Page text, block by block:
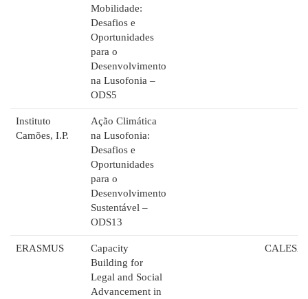
Mobilidade:
Desafios e
Oportunidades
para o
Desenvolvimento
na Lusofonia –
ODS5
Instituto
Camões, I.P.
Ação Climática
na Lusofonia:
Desafios e
Oportunidades
para o
Desenvolvimento
Sustentável –
ODS13
ERASMUS
Capacity
Building for
Legal and Social
Advancement in
CALESA